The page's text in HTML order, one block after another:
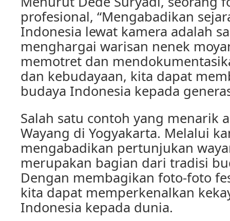
profesional, “Mengabadikan
Indonesia lewat kamera adalah
menghargai warisan nenek
memotret dan
dan kebudayaan, kita dapat
budaya Indonesia kepada
Salah satu contoh yang menarik
Wayang di Yogyakarta. Melalui
mengabadikan pertunjukan
merupakan bagian dari tradisi
Dengan membagikan foto-foto
kita dapat memperkenalkan
Indonesia kepada dunia.